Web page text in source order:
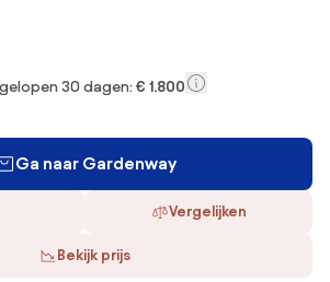
30 dagen: € 1.800
Ga naar Gardenway
Vergelijken
Bekijk prijs